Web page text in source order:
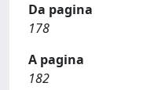
Da pagina
178
A pagina
182